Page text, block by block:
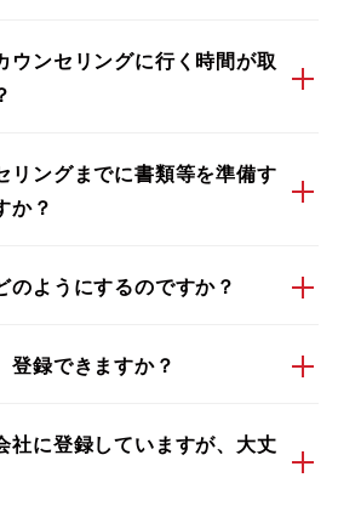
ウンセリングに行く時間が取
リングまでに書類等を準備す
か？
のようにするのですか？
登録できますか？
社に登録していますが、大丈